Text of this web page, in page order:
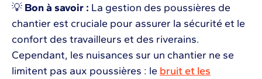
💡 Bon à savoir : La gestion des poussières de
chantier est cruciale pour assurer la sécurité et le
confort des travailleurs et des riverains.
Cependant, les nuisances sur un chantier ne se
limitent pas aux poussières : le bruit et les